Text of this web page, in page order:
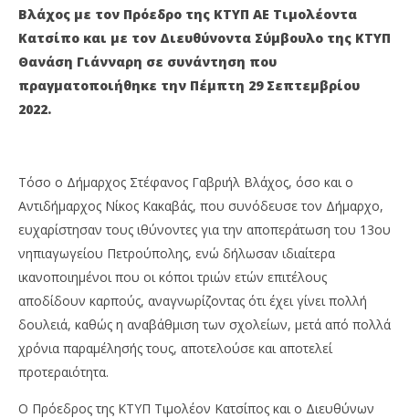
Βλάχος με τον Πρόεδρο της ΚΤΥΠ ΑΕ Τιμολέοντα
Κατσίπο και με τον Διευθύνοντα Σύμβουλο της ΚΤΥΠ
Θανάση Γιάνναρη σε συνάντηση που
πραγματοποιήθηκε την Πέμπτη 29 Σεπτεμβρίου
2022.
Τόσο ο Δήμαρχος Στέφανος Γαβριήλ Βλάχος, όσο και ο
Αντιδήμαρχος Νίκος Κακαβάς, που συνόδευσε τον Δήμαρχο,
ευχαρίστησαν τους ιθύνοντες για την αποπεράτωση του 13ου
νηπιαγωγείου Πετρούπολης, ενώ δήλωσαν ιδιαίτερα
ικανοποιημένοι που οι κόποι τριών ετών επιτέλους
αποδίδουν καρπούς, αναγνωρίζοντας ότι έχει γίνει πολλή
δουλειά, καθώς η αναβάθμιση των σχολείων, μετά από πολλά
χρόνια παραμέλησής τους, αποτελούσε και αποτελεί
προτεραιότητα.
Ο Πρόεδρος της ΚΤΥΠ Τιμολέον Κατσίπος και ο Διευθύνων